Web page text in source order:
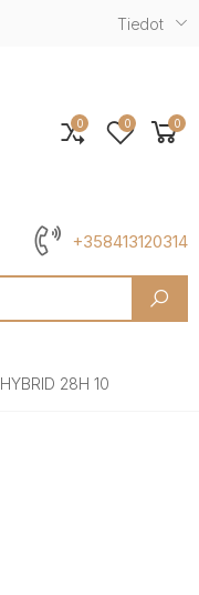
Tiedot
+358413120314
0 0 0
28H 10